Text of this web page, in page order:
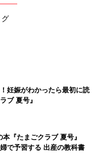
妊娠がわかったら最初に読
ブ 夏号』
『たまごクラブ 夏号』
で予習する 出産の教科書